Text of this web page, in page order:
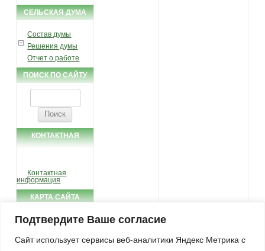
Подтвердите Ваше согласие
Сайт использует сервисы веб-аналитики Яндекс Метрика с
СЕЛЬСКАЯ ДУМА
Состав думы
Решения думы
Отчет о работе
ПОИСК ПО САЙТУ
КОНТАКТНАЯ
Контактная
информация
КАРТА САЙТА
Карта сайта
ФОТО-ГАЛЕРЕЯ